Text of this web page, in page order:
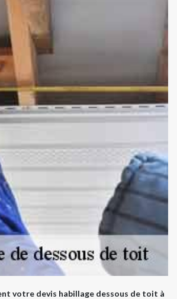
votre devis habillage dessous de toit à